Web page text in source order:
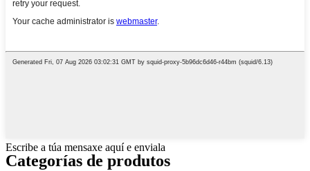
Escribe a túa mensaxe aquí e enviala
Categorías de produtos